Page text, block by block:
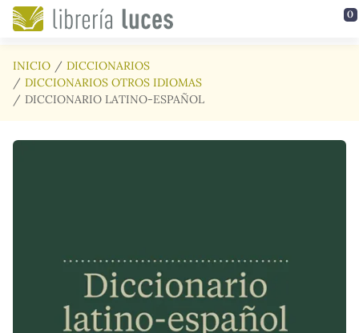
Saltar al contenido principal 0
INICIO
DICCIONARIOS
DICCIONARIOS OTROS IDIOMAS
DICCIONARIO LATINO-ESPAÑOL